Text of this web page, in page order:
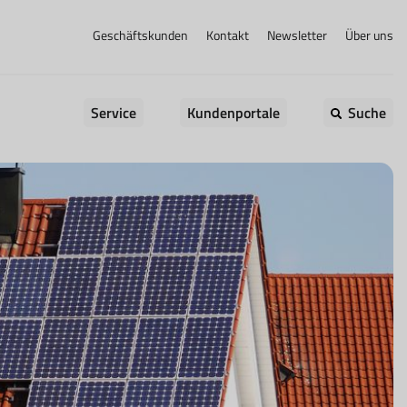
Geschäftskunden Kontakt Newsletter Über uns
Service Kundenportale Suche